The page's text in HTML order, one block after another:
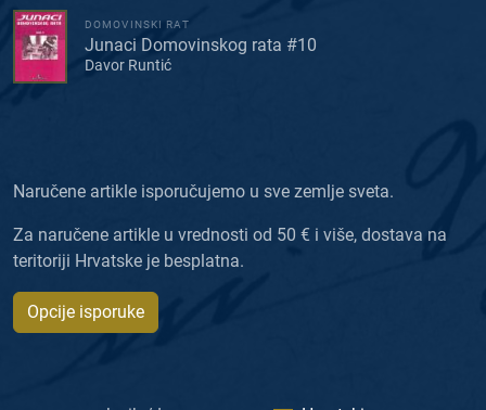
DOMOVINSKI RAT
Junaci Domovinskog rata #10
Davor Runtić
Naručene artikle isporučujemo u sve zemlje sveta.
Za naručene artikle u vrednosti od 50 € i više, dostava na
teritoriji Hrvatske je besplatna.
Opcije isporuke